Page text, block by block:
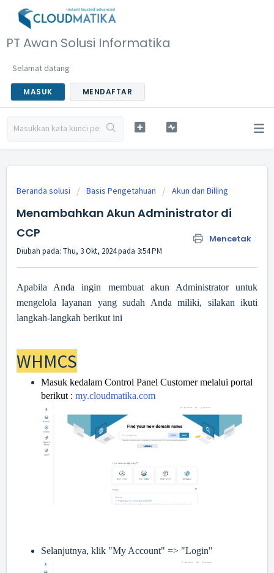
PT Awan Solusi Informatika
Selamat datang
MASUK MENDAFTAR
Beranda solusi Basis Pengetahuan Akun dan Billing
Menambahkan Akun Administrator di
CCP
Mencetak
Diubah pada: Thu, 3 Okt, 2024 pada 3:54 PM
Apabila Anda ingin membuat akun Administrator untuk
mengelola layanan yang sudah Anda miliki, silakan ikuti
langkah-langkah berikut ini
WHMCS
Masuk kedalam Control Panel Customer melalui portal
berikut : my.cloudmatika.com
Selanjutnya, klik "My Account" => "Login"